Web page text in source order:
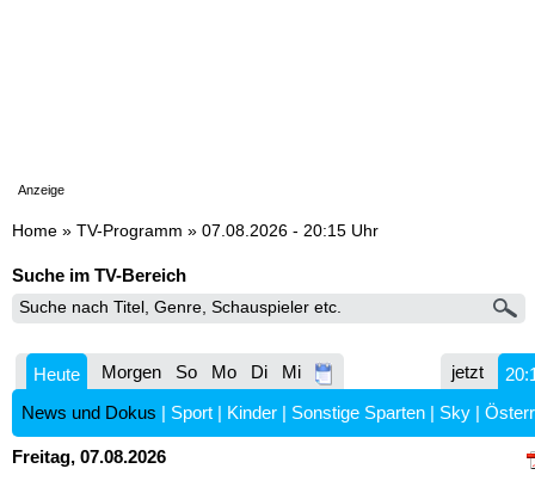
Anzeige
Home » TV-Programm » 07.08.2026 - 20:15 Uhr
Suche im TV-Bereich
Heute Morgen So Mo Di Mi jetzt
News und Dokus | Sport | Kinder | Sonstige Sparten | Sky |
Freitag, 07.08.2026